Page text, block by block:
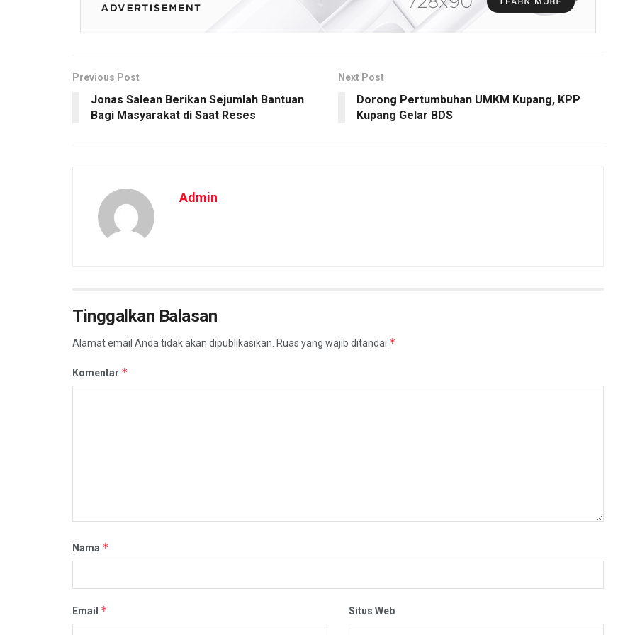
Previous Post
Jonas Salean Berikan Sejumlah Bantuan
Bagi Masyarakat di Saat Reses
Next Post
Dorong Pertumbuhan UMKM Kupang, KPP
Kupang Gelar BDS
Admin
Tinggalkan Balasan
Alamat email Anda tidak akan dipublikasikan. Ruas yang wajib ditandai *
Komentar *
Nama *
Email * Situs Web